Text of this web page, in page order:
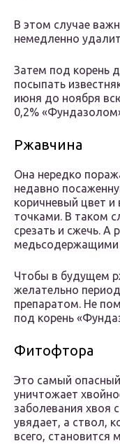
В этом случае
немедленно
Затем под корень
посыпать
июня до ноября
0,2%
Ржавчина
Она нередко
недавно
коричневый цвет
точками. В таком
срезать и сжечь. А
медьсодержащими
Чтобы в будущем
желательно
препаратом. Не
под корень
Фитофтора
Это самый
уничтожает
заболевания хвоя
увядает, а ствол,
всего, становится